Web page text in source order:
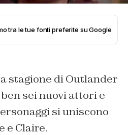
tra le tue fonti preferite su Google
stagione di Outlander
sei nuovi attori e
si uniscono
e Claire.